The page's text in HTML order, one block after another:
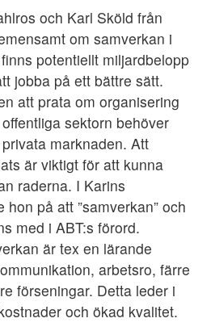
och Karl Sköld från
om samverkan i
potentiellt miljardbelopp
jobba på ett bättre sätt.
att prata om organisering
sektorn behöver
marknaden. Att
är viktigt för att kunna
raderna. I Karins
på att ”samverkan” och
med i ABT:s förord.
är tex en lärande
arbetsro, färre
förseningar. Detta leder i
och ökad kvalitet.